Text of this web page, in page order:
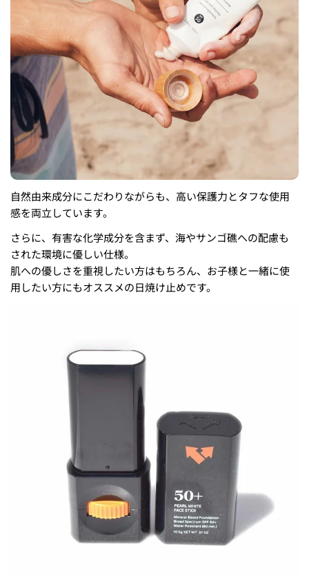
自然由来成分にこだわりながらも、高い保護力とタフな使用
感を両立しています。
さらに、有害な化学成分を含まず、海やサンゴ礁への配慮も
された環境に優しい仕様。
肌への優しさを重視したい方はもちろん、お子様と一緒に使
用したい方にもオススメの日焼け止めです。